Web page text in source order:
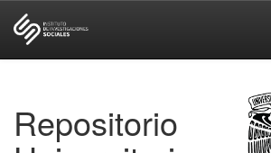
Repositorio